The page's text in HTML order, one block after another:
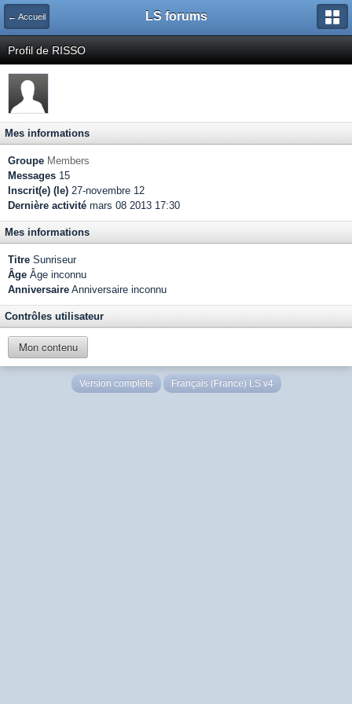
← Accueil LS forums
Profil de RISSO
Mes informations
Groupe Members
Messages 15
Inscrit(e) (le) 27-novembre 12
Dernière activité mars 08 2013 17:30
Mes informations
Titre Sunriseur
Âge Âge inconnu
Anniversaire Anniversaire inconnu
Contrôles utilisateur
Mon contenu
Version complète Français (France) LS v4